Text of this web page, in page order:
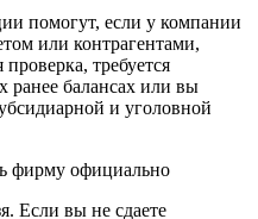
помогут, если у компании
или контрагентами,
требуется
ранее балансах или вы
и уголовной
фирму официально
Если вы не сдаете